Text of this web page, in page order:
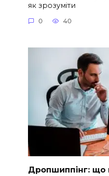
як зрозуміти
0 40
Дропшиппінг: що